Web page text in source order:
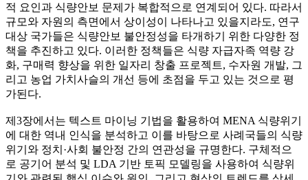
적 요인과 식량안보 문제가 복합적으로 연계되어 있다. 따라서
규모와 자원의 측면에서 상이성이 나타나고 있을지라도, 연구
대상 국가들은 식량안보 불안정성을 타개하기 위한 다양한 정
책을 추진하고 있다. 이러한 정책들은 식량 자급자족 역량 강
화, 구매력 향상을 위한 일자리 창출 프로젝트, 수자원 개발, 그
리고 농업 가치사슬의 개선 등에 초점을 두고 있는 것으로 평
가된다.
제3장에서는 텍스트 마이닝 기법을 활용하여 MENA 식량위기
에 대한 역내 인식을 분석하고 이를 바탕으로 사례국들의 식량
위기와 정치·사회 불안정 간의 연관성을 규명한다. 구체적으
로 공기어 분석 및 LDA 기반 토픽 모델링을 사용하여 식량위